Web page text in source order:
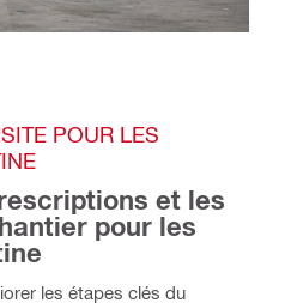
POUR LES
et les
pour les
les étapes clés du